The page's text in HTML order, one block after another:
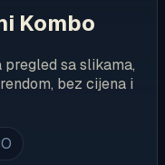
Kombo
sa slikama,
bez cijena i